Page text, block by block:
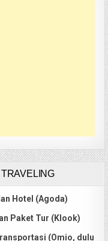
Hotel (Agoda)
Paket Tur (Klook)
(Omio, dulu